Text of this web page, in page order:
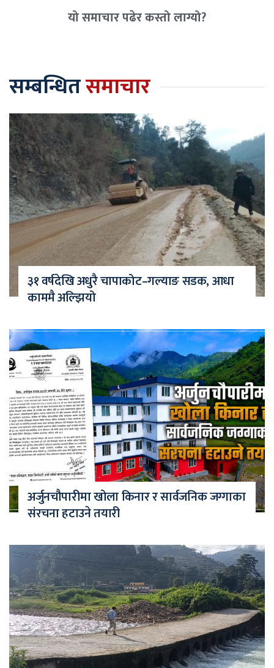
यो समाचार पढेर कस्तो लाग्यो?
सम्बन्धितसमाचार
३१ वर्षदेखि अधुरै चापाकोट–गल्याङ सडक, आधा
काममै अल्झियो
अर्जुनचौपारीमा खोला किनार र सार्वजनिक जग्गाका
संरचना हटाउने तयारी